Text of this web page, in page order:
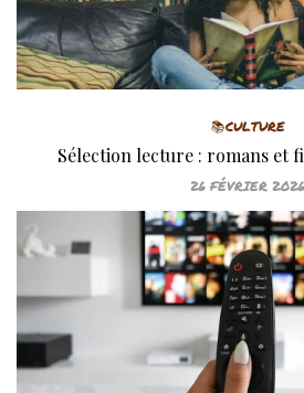
📚CULTURE
Sélection lecture : romans et
26 FÉVRIER 2026